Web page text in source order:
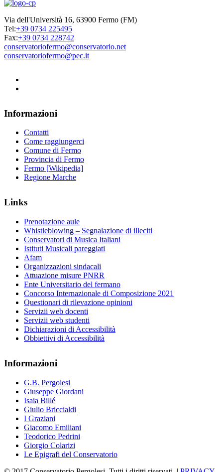
Via dell'Università 16, 63900 Fermo (FM)
Tel:+39 0734 225495
Fax:+39 0734 228742
conservatoriofermo@conservatorio.net
conservatoriofermo@pec.it
Informazioni
Contatti
Come raggiungerci
Comune di Fermo
Provincia di Fermo
Fermo [Wikipedia]
Regione Marche
Links
Prenotazione aule
Whistleblowing – Segnalazione di illeciti
Conservatori di Musica Italiani
Istituti Musicali pareggiati
Afam
Organizzazioni sindacali
Attuazione misure PNRR
Ente Universitario del fermano
Concorso Internazionale di Composizione 2021
Questionari di rilevazione opinioni
Servizii web docenti
Servizii web studenti
Dichiarazioni di Accessibilità
Obbiettivi di Accessibilità
Informazioni
G.B. Pergolesi
Giuseppe Giordani
Isaia Billé
Giulio Briccialdi
I Graziani
Giacomo Emiliani
Teodorico Pedrini
Giorgio Colarizi
Le Epigrafi del Conservatorio